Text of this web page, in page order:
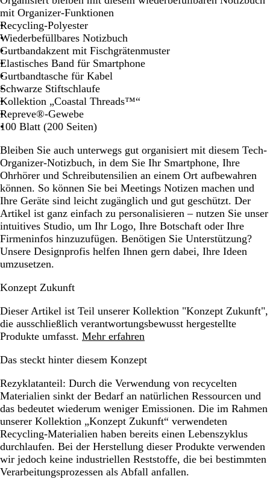
h
w
a
r
z
mit Organizer-Funktionen
Recycling-Polyester
Wiederbefüllbares Notizbuch
Gurtbandakzent mit Fischgrätenmuster
Elastisches Band für Smartphone
Gurtbandtasche für Kabel
Schwarze Stiftschlaufe
Kollektion „Coastal Threads™“
Repreve®-Gewebe
100 Blatt (200 Seiten)
Bleiben Sie auch unterwegs gut organisiert mit diesem Tech-
Organizer-Notizbuch, in dem Sie Ihr Smartphone, Ihre
Ohrhörer und Schreibutensilien an einem Ort aufbewahren
können. So können Sie bei Meetings Notizen machen und
Ihre Geräte sind leicht zugänglich und gut geschützt. Der
Artikel ist ganz einfach zu personalisieren – nutzen Sie unser
intuitives Studio, um Ihr Logo, Ihre Botschaft oder Ihre
Firmeninfos hinzuzufügen. Benötigen Sie Unterstützung?
Unsere Designprofis helfen Ihnen gern dabei, Ihre Ideen
umzusetzen.
Konzept Zukunft
Dieser Artikel ist Teil unserer Kollektion "Konzept Zukunft",
die ausschließlich verantwortungsbewusst hergestellte
Produkte umfasst. Mehr erfahren
Das steckt hinter diesem Konzept
Rezyklatanteil: Durch die Verwendung von recycelten
Materialien sinkt der Bedarf an natürlichen Ressourcen und
das bedeutet wiederum weniger Emissionen. Die im Rahmen
unserer Kollektion „Konzept Zukunft“ verwendeten
Recycling-Materialien haben bereits einen Lebenszyklus
durchlaufen. Bei der Herstellung dieser Produkte verwenden
wir jedoch keine industriellen Reststoffe, die bei bestimmten
Verarbeitungsprozessen als Abfall anfallen.